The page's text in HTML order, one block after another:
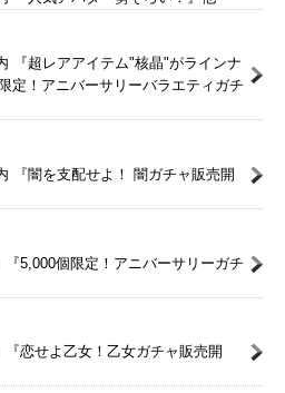
『人気アバター勢ぞろい！』他
『超レアアイテム"核晶"がラインナ
限定！アニバーサリーバラエティガチ
『闇を支配せよ！ 闇ガチャ販売開
『5,000個限定！アニバーサリーガチ